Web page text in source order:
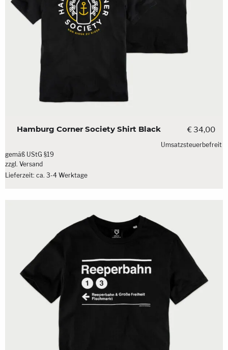
Hamburg Corner Society Shirt Black €34,00
Umsatzsteuerbefreit
gemäß UStG §19
zzgl. Versand
Lieferzeit: ca. 3-4 Werktage